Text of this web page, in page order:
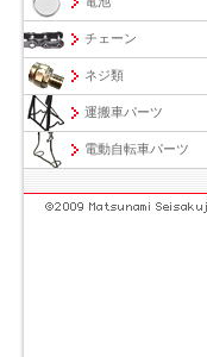
チェーン
ネジ類
運搬車パーツ
電動自転車パーツ